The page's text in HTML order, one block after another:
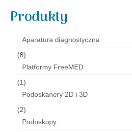
Produkty
Aparatura diagnostyczna
(8)
Platformy FreeMED
(1)
Podoskanery 2D i 3D
(2)
Podoskopy